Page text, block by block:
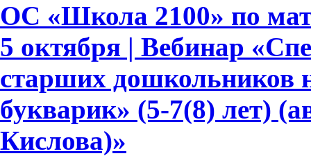
ОС «Школа 2100» по
5 октября | Вебинар
старших дошкольников
букварик» (5-7(8) лет)
Кислова)»